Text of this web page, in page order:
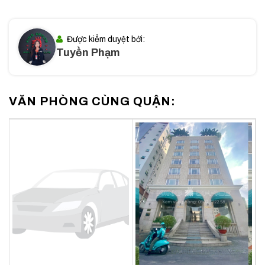
Hơn nữa, việc đặt văn phòng tại16 Lê Quý Đôn
doanh nghiệp tận dụng được hệ sinh thái dịch vụ đa dạng
của khu vực Phú Nhuận. Từ các dịch vụ hành chính công,
đều nằm trong bán kính di chuyển ngắn, giúp tiết kiệm thời
gian quý báu cho nhân viên và lãnh đạo.
Xét về khía cạnh kinh tế, trong khi các tòa nhà lân cận hoặc
các tòa nhà tại Quận 1, Quận 3 có mức giá thuê dao động từ
20 đến 40 USD/m², thì mức giá 10 USD của 16 Lê Quý
thực sự là một “món hời”. Doanh nghiệp có thể tiết kiệm
đến 50-60% chi phí thuê mặt bằng mỗi tháng, nguồn vốn dư
ra này có thể tái đầu tư vào nhân sự, marketing hoặc phát
triển sản phẩm – yếu tố sống còn của các doanh nghiệp
SME.
không chỉ là một địa điểm cho thuê
Được kiểm duyệt bởi:
Tuyền Phạm
VĂN PHÒNG CÙNG QUẬN: